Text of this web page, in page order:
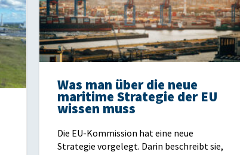
Was man über die neue
maritime Strategie der EU
wissen muss
Die EU-Kommission hat eine neue
Strategie vorgelegt. Darin beschreibt sie,